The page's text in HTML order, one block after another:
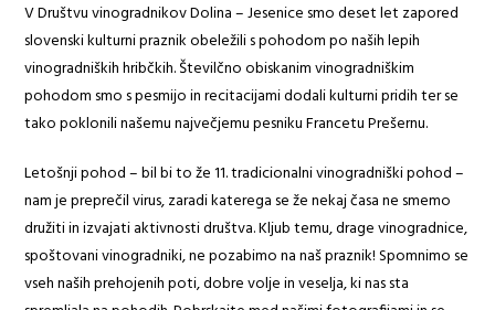
V Društvu vinogradnikov Dolina – Jesenice smo deset let zapored
slovenski kulturni praznik obeležili s pohodom po naših lepih
vinogradniških hribčkih. Številčno obiskanim vinogradniškim
pohodom smo s pesmijo in recitacijami dodali kulturni pridih ter se
tako poklonili našemu največjemu pesniku Francetu Prešernu.
Letošnji pohod – bil bi to že 11. tradicionalni vinogradniški pohod –
nam je preprečil virus, zaradi katerega se že nekaj časa ne smemo
družiti in izvajati aktivnosti društva. Kljub temu, drage vinogradnice,
spoštovani vinogradniki, ne pozabimo na naš praznik! Spomnimo se
vseh naših prehojenih poti, dobre volje in veselja, ki nas sta